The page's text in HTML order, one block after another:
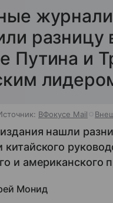
разницу
Путина и
ВФокусе Mail
нашли
и американского
Монид